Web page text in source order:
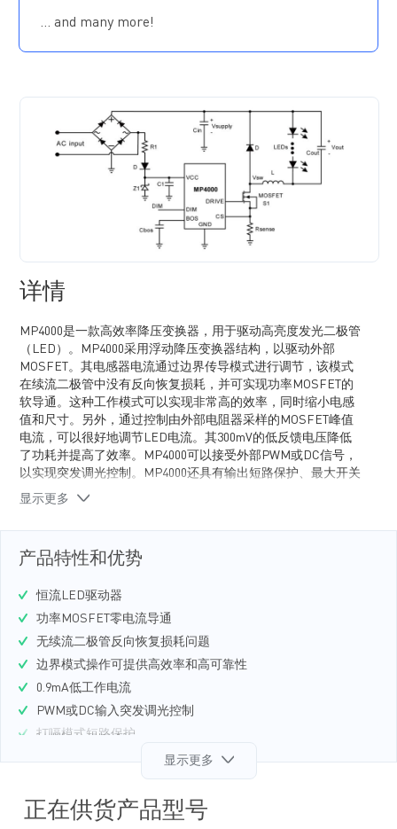
打嗝模式短路保护
… and many more!
详情
MP4000是一款高效率降压变换器，用于驱动高亮度发光二极管
（LED）。MP4000采用浮动降压变换器结构，以驱动外部
MOSFET。其电感器电流通过边界传导模式进行调节，该模式
在续流二极管中没有反向恢复损耗，并可实现功率MOSFET的
软导通。这种工作模式可以实现非常高的效率，同时缩小电感
值和尺寸。另外，通过控制由外部电阻器采样的MOSFET峰值
电流，可以很好地调节LED电流。其300mV的低反馈电压降低
了功耗并提高了效率。MP4000可以接受外部PWM或DC信号，
以实现突发调光控制。MP4000还具有输出短路保护、最大开关
频率限制、欠压锁定保护和过温关断保护功能。
显示更多
产品特性和优势
恒流LED驱动器
功率MOSFET零电流导通
无续流二极管反向恢复损耗问题
边界模式操作可提供高效率和高可靠性
0.9mA低工作电流
PWM或DC输入突发调光控制
打嗝模式短路保护
欠压锁定保护（UVLO）和过温关断保护
110kHz最高频率限制
采用 SOIC8 封装
显示更多
正在供货产品型号